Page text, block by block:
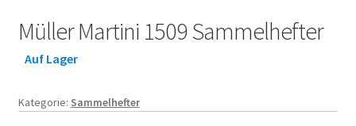
Müller Martini 1509 Sammelhefter
Auf Lager
Kategorie: Sammelhefter